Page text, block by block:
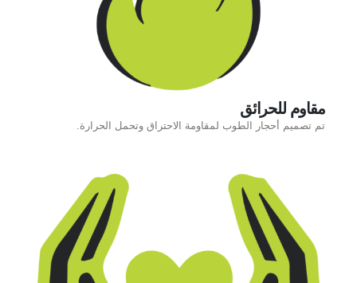
مقاوم للحرائق
تم تصميم أحجار الطوب لمقاومة الاحتراق وتحمل الحرارة.